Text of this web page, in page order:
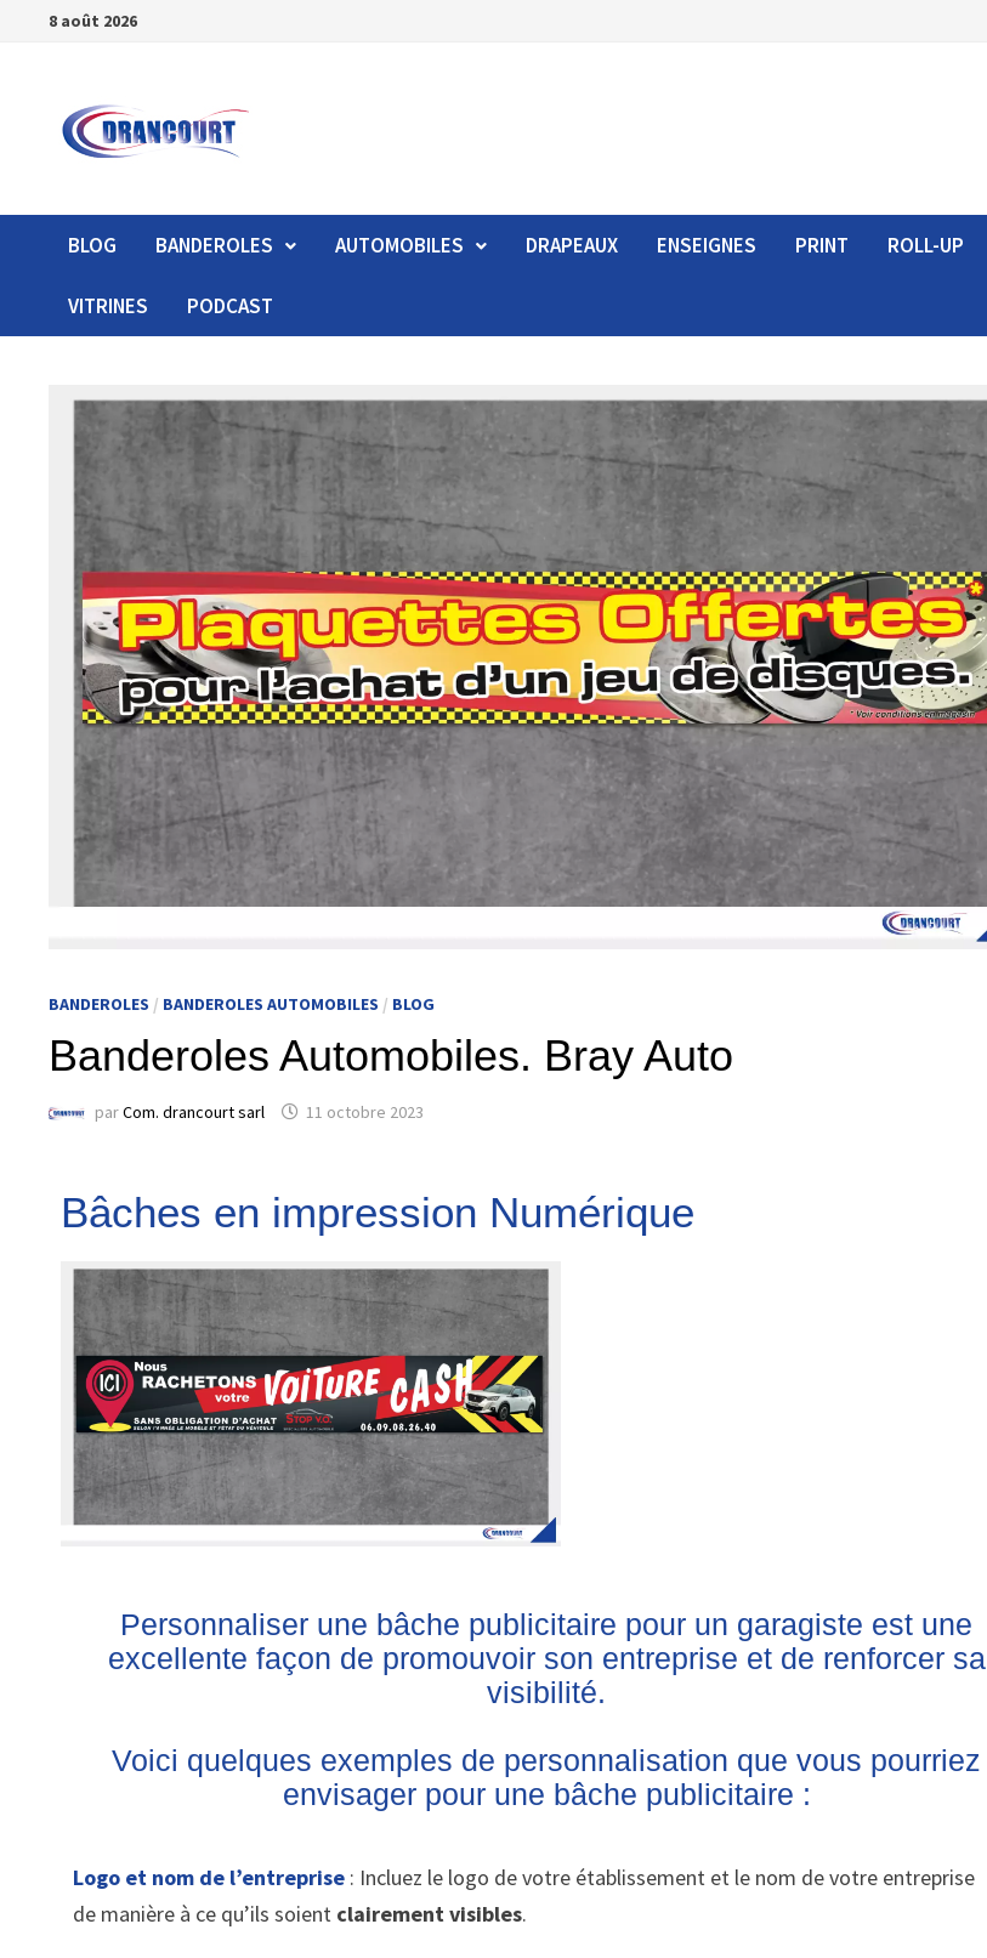
8 août 2026
BLOG BANDEROLES AUTOMOBILES DRAPEAUX ENSEIGNES PRINT ROLL-UP
VITRINES PODCAST
BANDEROLES / BANDEROLES AUTOMOBILES / BLOG
Banderoles Automobiles. Bray Auto
parCom. drancourt sarl 11 octobre 2023
Bâches en impression Numérique
Personnaliser une bâche publicitaire pour un garagiste est une
excellente façon de promouvoir son entreprise et de renforcer sa
visibilité.
Voici quelques exemples de personnalisation que vous pourriez
envisager pour une bâche publicitaire :
Logo et nom de l’entreprise : Incluez le logo de votre établissement et le nom de votre entreprise
de manière à ce qu’ils soient clairement visibles.